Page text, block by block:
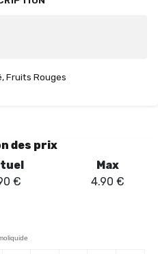
Fruits Rouges
des prix
€
Max
4.90 €